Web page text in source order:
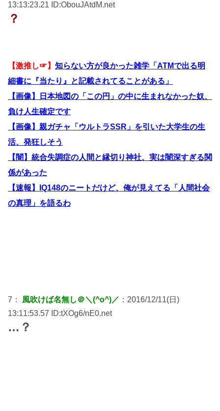
13:13:23.21 ID:ObouJAtdM.net
？
【激推し☞】 知らない方が良かった雑学「ATMで出る明
細書に『当たり』と記載されてることがある」
【画像】日本地図の「この円」の中に生まれなかった奴、
負け人生確定です
【画像】親ガチャ「ウルトラSSR」を引いた大学生の生
活、発狂しそう
【闇】統合失調症の人間と縁切り神社、実は闇深すぎる関
係があった
【速報】IQ148のニートだけど、俺が見えてる「人間社会
の真理」を語るわ
7： 風吹けば名無し＠＼(^o^)／ ：2016/12/11(日)
13:11:53.57 ID:tXOg6/nE0.net
…？